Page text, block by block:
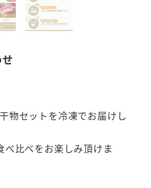
物セットを冷凍でお届けし
比べをお楽しみ頂けま